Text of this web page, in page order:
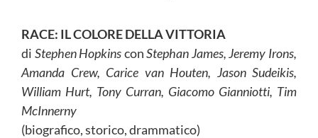
RACE: IL COLORE DELLA VITTORIA
di Stephen HopkinsconStephan James, Jeremy Irons,
Amanda Crew, Carice van Houten, Jason Sudeikis,
William Hurt, Tony Curran, Giacomo Gianniotti, Tim
McInnerny
(biografico, storico, drammatico)